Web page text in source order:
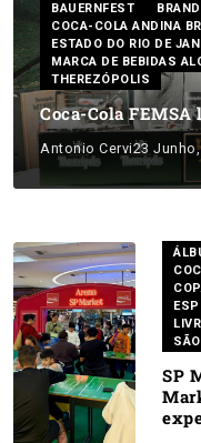
BAUERNFEST
COCA-COLA ANDINA
ESTADO DO RIO DE
MARCA DE BEBIDAS
THEREZÓPOLIS
Coca-Cola
Antonio Cervi23
SP